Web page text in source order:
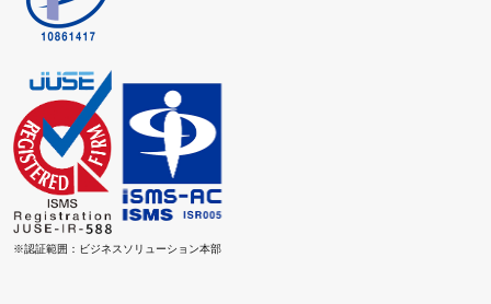
※認証範囲：ビジネスソリューション本部